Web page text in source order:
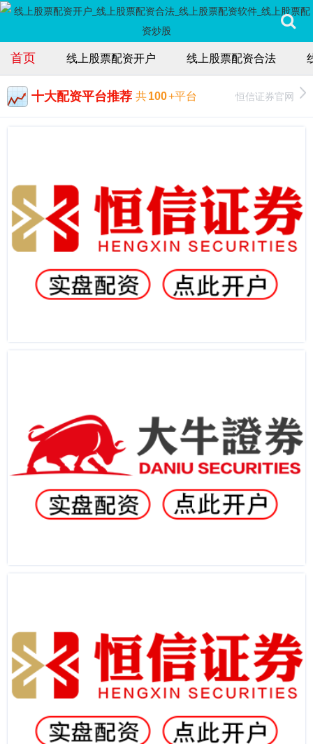
首页 线上股票配资开户 线上股票配资合法
十大配资平台推荐 共100+平台 恒信证券官网